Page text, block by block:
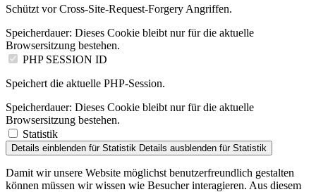
Browsersitzung bestehen.
PHP SESSION ID
Browsersitzung bestehen.
Statistik
Details einblenden
Damit wir unsere Website möglichst benutzerfreundlich gestalten
können müssen wir wissen wie Besucher interagieren. Aus diesem
Grund werden Informationen anonym gesammelt.